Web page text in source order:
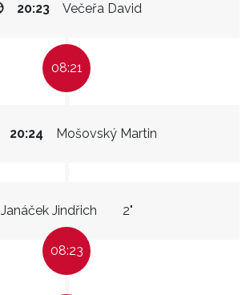
Večeřa David
20:23
08:21
Mošovský Martin
20:24
Janáček Jindřich 2"
08:23